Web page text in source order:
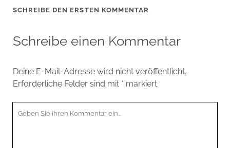
SCHREIBE DEN ERSTEN KOMMENTAR
Schreibe einen Kommentar
Deine E-Mail-Adresse wird nicht veröffentlicht.
Erforderliche Felder sind mit * markiert